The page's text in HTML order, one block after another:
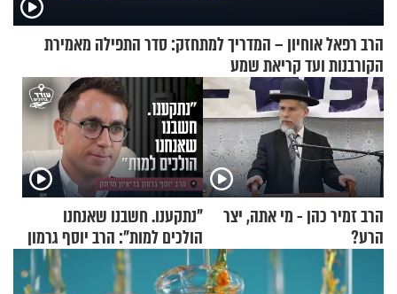
הרב רפאל אוחיון – המדריך למתחזק: סדר התפילה מאמירת
הקורבנות ועד קריאת שמע
הרב זמיר כהן - מי אתה, יצר
הרע?
"נתקענו. חשבנו שאנחנו
הולכים למות": הרב יוסף גרמון
בריאיון מרתק